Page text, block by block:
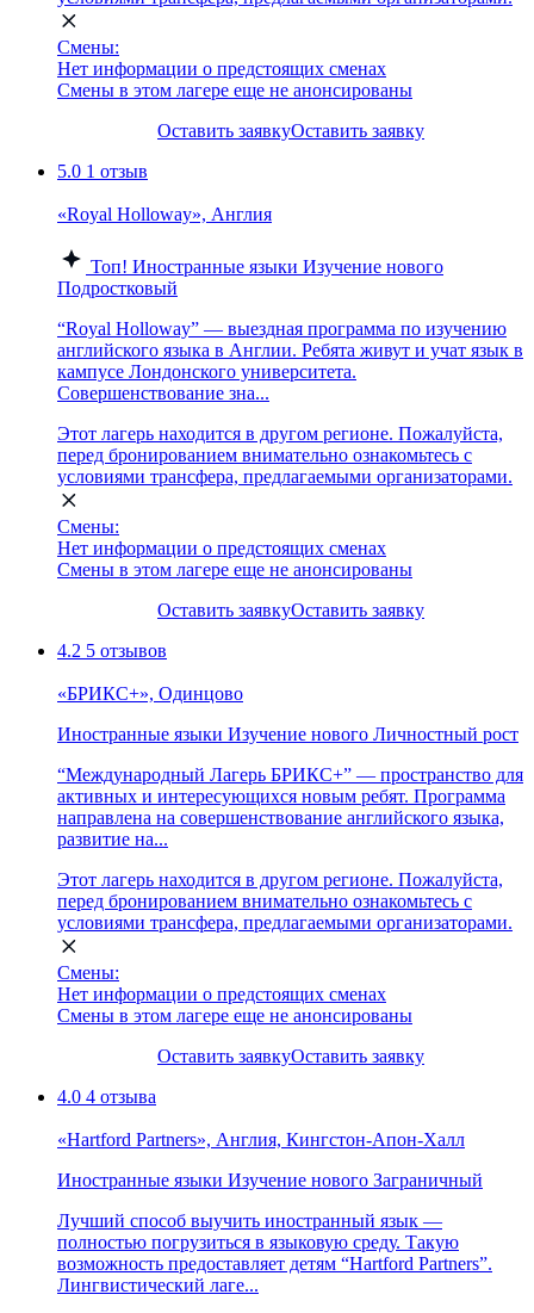
Смены:
Нет информации о предстоящих сменах
Смены в этом лагере еще не анонсированы
Оставить заявкуОставить заявку
5.0 1 отзыв
«Royal Holloway», Англия
Топ! Иностранные языки Изучение нового
Подростковый
“Royal Holloway” — выездная программа по изучению
английского языка в Англии. Ребята живут и учат язык в
кампусе Лондонского университета.
Совершенствование зна...
Этот лагерь находится в другом регионе. Пожалуйста,
перед бронированием внимательно ознакомьтесь с
условиями трансфера, предлагаемыми организаторами.
Смены:
Нет информации о предстоящих сменах
Смены в этом лагере еще не анонсированы
Оставить заявкуОставить заявку
4.2 5 отзывов
«БРИКС+», Одинцово
Иностранные языки Изучение нового Личностный рост
“Международный Лагерь БРИКС+” — пространство для
активных и интересующихся новым ребят. Программа
направлена на совершенствование английского языка,
развитие на...
Этот лагерь находится в другом регионе. Пожалуйста,
перед бронированием внимательно ознакомьтесь с
условиями трансфера, предлагаемыми организаторами.
Смены:
Нет информации о предстоящих сменах
Смены в этом лагере еще не анонсированы
Оставить заявкуОставить заявку
4.0 4 отзыва
«Hartford Partners», Англия, Кингстон-Апон-Халл
Иностранные языки Изучение нового Заграничный
Лучший способ выучить иностранный язык —
полностью погрузиться в языковую среду. Такую
возможность предоставляет детям “Hartford Partners”.
Лингвистический лаге...